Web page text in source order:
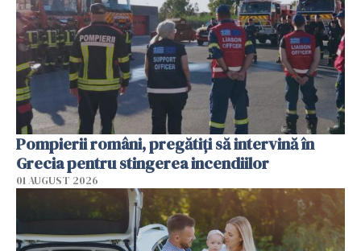
Pompierii români, pregătiţi să intervină în
Grecia pentru stingerea incendiilor
01 AUGUST 2026